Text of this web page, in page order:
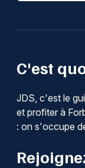
C'est
JDS, c'est le
et profiter à
: on s'occupe